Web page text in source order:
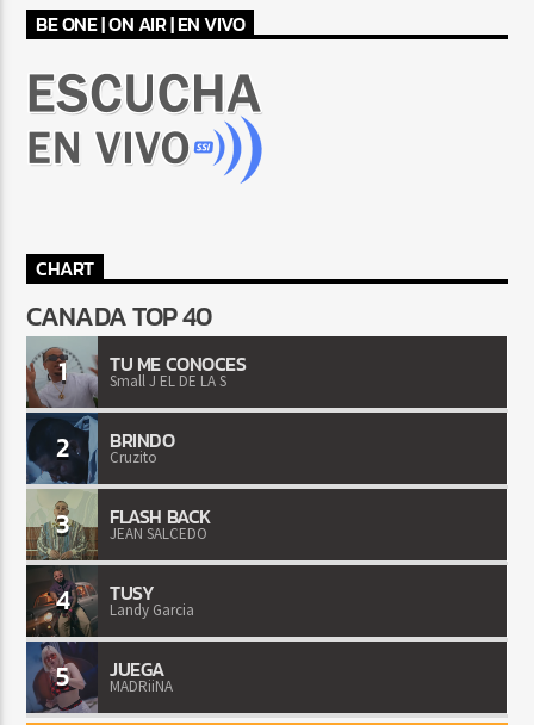
BE ONE | ON AIR | EN VIVO
CHART
CANADA TOP 40
1 TU ME CONOCES
Small J EL DE LA S
2 BRINDO
Cruzito
3 FLASH BACK
JEAN SALCEDO
4 TUSY
Landy Garcia
5 JUEGA
MADRiiNA